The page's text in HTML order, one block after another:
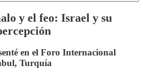
y el feo: Israel y su
en el Foro Internacional
Turquía